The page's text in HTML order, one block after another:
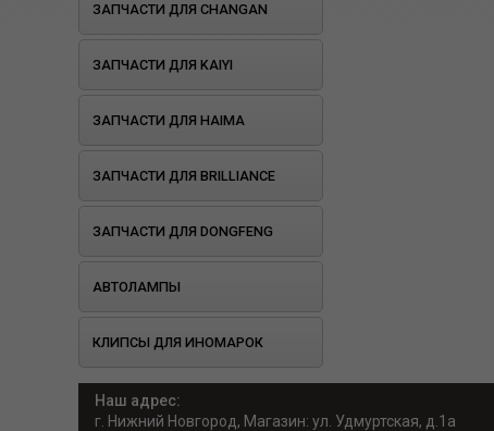
ЗАПЧАСТИ ДЛЯ CHANGAN
ЗАПЧАСТИ ДЛЯ KAIYI
ЗАПЧАСТИ ДЛЯ HAIMA
ЗАПЧАСТИ ДЛЯ BRILLIANCE
ЗАПЧАСТИ ДЛЯ DONGFENG
АВТОЛАМПЫ
КЛИПСЫ ДЛЯ ИНОМАРОК
Наш адрес:
г. Нижний Новгород, Магазин: ул. Удмуртская, д.1а